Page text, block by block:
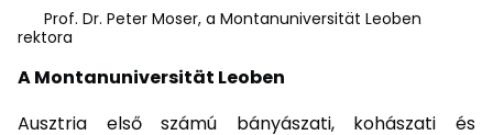
Prof. Dr. Peter Moser, a Montanuniversität Leoben
rektora
A Montanuniversität Leoben
Ausztria első számú bányászati, kohászati és